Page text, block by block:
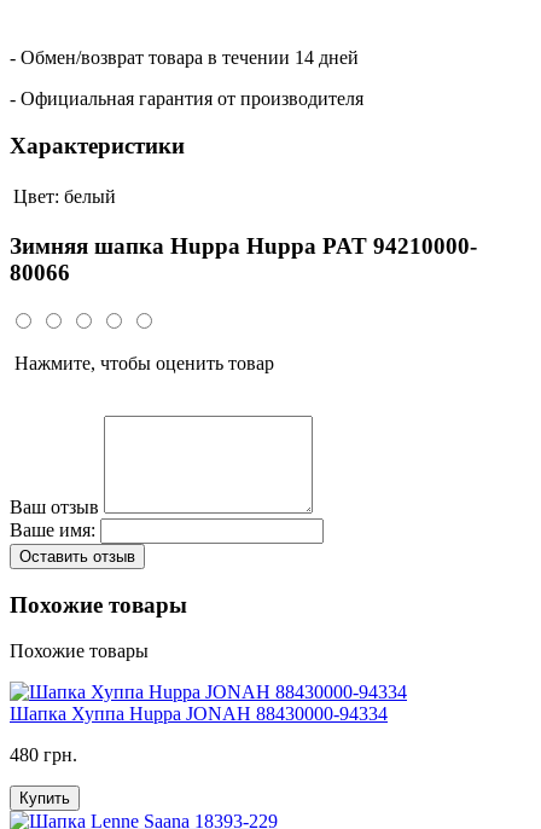
- Обмен/возврат товара в течении 14 дней
- Официальная гарантия от производителя
Характеристики
Цвет: белый
Зимняя шапка Huppa Huppa PAT 94210000-
80066
Нажмите, чтобы оценить товар
Ваш отзыв
Ваше имя:
Оставить отзыв
Похожие товары
Похожие товары
Шапка Хуппа Huppa JONAH 88430000-94334
480 грн.
Купить